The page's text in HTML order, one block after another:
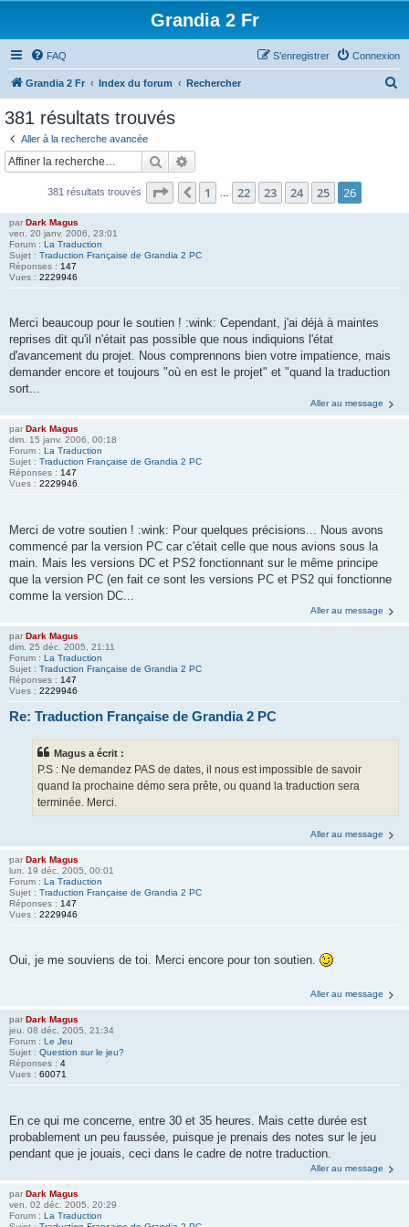
Grandia 2 Fr
FAQ Connexion
S’enregistrer
Grandia 2 Fr Index du forum Rechercher
c
381 résultats trouvés
Aller à la recherche avancée
Rechercher
381 résultats trouvés Page 26 26
Précédente
1 22 23 24 25 26
par Dark Magus
ven. 20 janv. 2006, 23:01
Forum : La Traduction
Sujet : Traduction Française de Grandia 2 PC
Réponses : 147
Vues : 2229946
Merci beaucoup pour le soutien ! :wink: Cependant, j'ai déjà à maintes
reprises dit qu'il n'était pas possible que nous indiquions l'état
d'avancement du projet. Nous comprennons bien votre impatience, mais
demander encore et toujours "où en est le projet" et "quand la traduction
sort...
Aller au message
par Dark Magus
dim. 15 janv. 2006, 00:18
Forum : La Traduction
Sujet : Traduction Française de Grandia 2 PC
Réponses : 147
Vues : 2229946
Merci de votre soutien ! :wink: Pour quelques précisions... Nous avons
commencé par la version PC car c'était celle que nous avions sous la
main. Mais les versions DC et PS2 fonctionnant sur le même principe
que la version PC (en fait ce sont les versions PC et PS2 qui fonctionne
comme la version DC...
Aller au message
par Dark Magus
dim. 25 déc. 2005, 21:11
Forum : La Traduction
Sujet : Traduction Française de Grandia 2 PC
Réponses : 147
Vues : 2229946
Re: Traduction Française de Grandia 2 PC
Magus a écrit :
P.S : Ne demandez PAS de dates, il nous est impossible de savoir
quand la prochaine démo sera prête, ou quand la traduction sera
terminée. Merci.
Aller au message
par Dark Magus
lun. 19 déc. 2005, 00:01
Forum : La Traduction
Sujet : Traduction Française de Grandia 2 PC
Réponses : 147
Vues : 2229946
Oui, je me souviens de toi. Merci encore pour ton soutien.
Aller au message
par Dark Magus
jeu. 08 déc. 2005, 21:34
Forum : Le Jeu
Sujet : Question sur le jeu?
Réponses : 4
Vues : 60071
En ce qui me concerne, entre 30 et 35 heures. Mais cette durée est
probablement un peu faussée, puisque je prenais des notes sur le jeu
pendant que je jouais, ceci dans le cadre de notre traduction.
Aller au message
par Dark Magus
ven. 02 déc. 2005, 20:29
Forum : La Traduction